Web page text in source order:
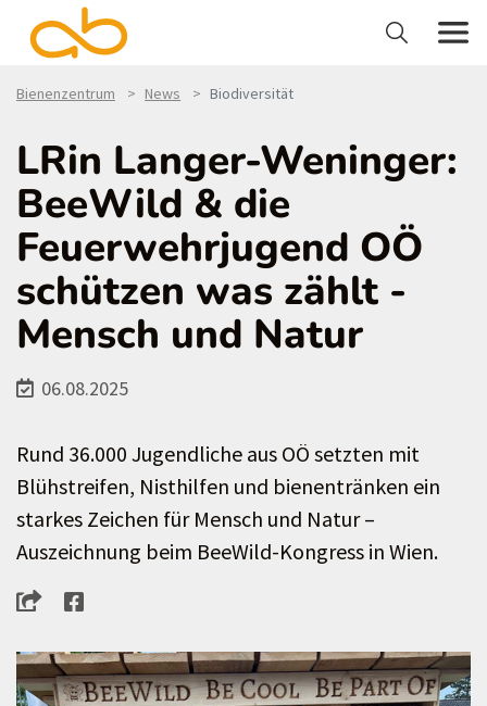
Bienenzentrum News Biodiversität
LRin Langer-Weninger:
BeeWild & die
Feuerwehrjugend OÖ
schützen was zählt -
Mensch und Natur
06.08.2025
Rund 36.000 Jugendliche aus OÖ setzten mit
Blühstreifen, Nisthilfen und bienentränken ein
starkes Zeichen für Mensch und Natur –
Auszeichnung beim BeeWild-Kongress in Wien.